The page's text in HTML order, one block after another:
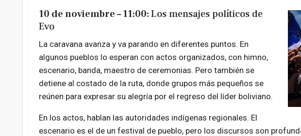
10 de noviembre – 11:00:Los mensajes políticos de
Evo
La caravana avanza y va parando en diferentes puntos. En
algunos pueblos lo esperan con actos organizados, con himno,
escenario, banda, maestro de ceremonias. Pero también se
detiene al costado de la ruta, donde grupos más pequeños se
reúnen para expresar su alegría por el regreso del líder boliviano.
En los actos, hablan las autoridades indígenas regionales. El
escenario es el de un festival de pueblo, pero los discursos son